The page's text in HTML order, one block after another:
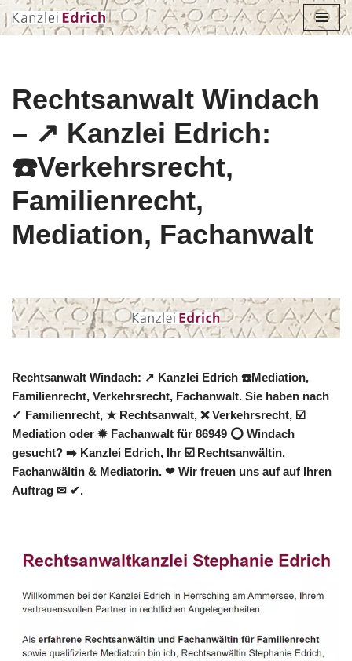
Rechtsanwalt Windach
– ↗️ Kanzlei Edrich:
☎️Verkehrsrecht,
Familienrecht,
Mediation, Fachanwalt
Rechtsanwalt Windach: ↗️ Kanzlei Edrich ☎️Mediation,
Familienrecht, Verkehrsrecht, Fachanwalt. Sie haben nach
✓ Familienrecht, ★ Rechtsanwalt, ❌ Verkehrsrecht, ☑️
Mediation oder ✹ Fachanwalt für 86949 ⭕ Windach
gesucht? ➡️ Kanzlei Edrich, Ihr ☑️ Rechtsanwältin,
Fachanwältin & Mediatorin. ❤ Wir freuen uns auf auf Ihren
Auftrag ✉ ✔.